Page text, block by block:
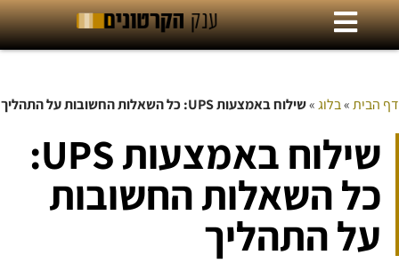
דף הבית»בלוג»שילוח באמצעות UPS: כל השאלות החשובות על התהליך
שילוח באמצעות UPS:
כל השאלות החשובות
על התהליך